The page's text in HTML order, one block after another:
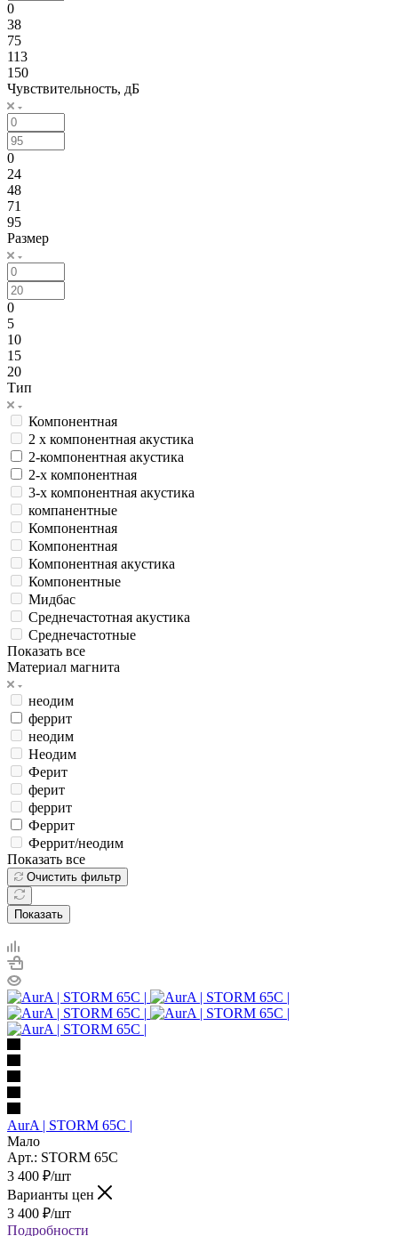
0
38
75
113
150
Чувствительность, дБ
0
24
48
71
95
Размер
0
5
10
15
20
Тип
Компонентная
2 х компонентная акустика
2-компонентная акустика
2-х компонентная
3-х компонентная акустика
компанентные
Компонентная
Компонентная
Компонентная акустика
Компонентные
Мидбас
Среднечастотная акустика
Среднечастотные
Показать все
Материал магнита
неодим
феррит
неодим
Неодим
Ферит
ферит
феррит
Феррит
Феррит/неодим
Показать все
Очистить фильтр
Показать
AurA | STORM 65C |
Мало
Арт.: STORM 65C
3 400 ₽/шт
Варианты цен
3 400 ₽/шт
Подробности